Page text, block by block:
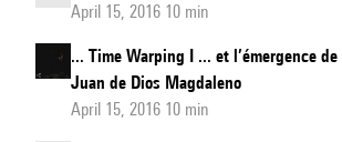
April 15, 2016 10 min
... Time Warping I ... et l’émergence
Juan de Dios Magdaleno
April 15, 2016 10 min